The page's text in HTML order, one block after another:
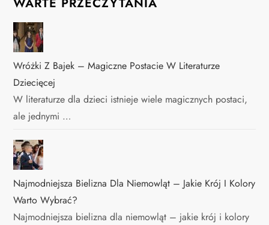
Wróżki Z Bajek – Magiczne Postacie W Literaturze
Dziecięcej
W literaturze dla dzieci istnieje wiele magicznych postaci,
ale jednymi …
Najmodniejsza Bielizna Dla Niemowląt – Jakie Krój I Kolory
Warto Wybrać?
Najmodniejsza bielizna dla niemowląt – jakie krój i kolory